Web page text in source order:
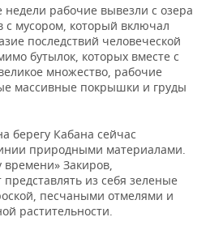
недели рабочие вывезли с озера
с мусором, который включал
последствий человеческой
бутылок, которых вместе с
множество, рабочие
массивные покрышки и груды
берегу Кабана сейчас
природными материалами.
времени» Закиров,
из себя зеленые
песчаными отмелями и
растительности.